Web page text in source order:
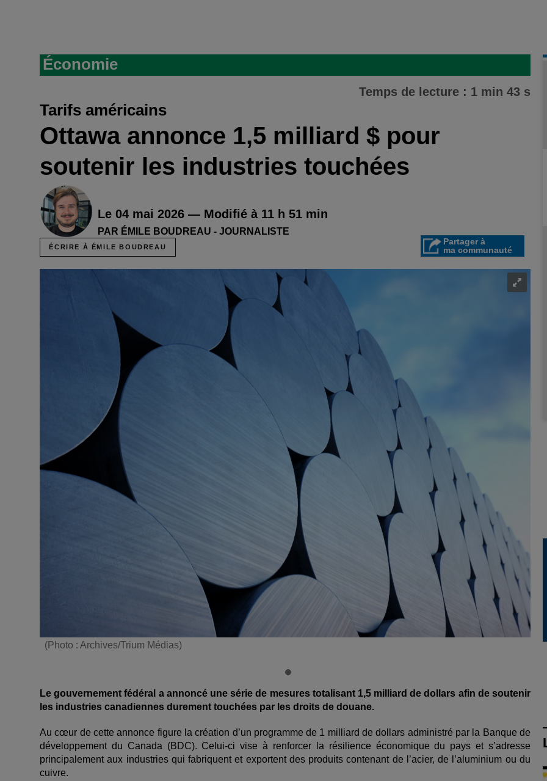
Économie
Temps de lecture : 1 min 43 s
Tarifs américains
Ottawa annonce 1,5 milliard $ pour
soutenir les industries touchées
Le 04 mai 2026 — Modifié à 11 h 51 min
PAR ÉMILE BOUDREAU - JOURNALISTE
ÉCRIRE À ÉMILE BOUDREAU
Partager à
ma communauté
(Photo : Archives/Trium Médias)
Le gouvernement fédéral a annoncé une série de mesures totalisant 1,5 milliard de dollars afin de soutenir
les industries canadiennes durement touchées par les droits de douane.
Au cœur de cette annonce figure la création d’un programme de 1 milliard de dollars administré par la Banque de
développement du Canada (BDC). Celui-ci vise à renforcer la résilience économique du pays et s’adresse
principalement aux industries qui fabriquent et exportent des produits contenant de l’acier, de l’aluminium ou du
cuivre.